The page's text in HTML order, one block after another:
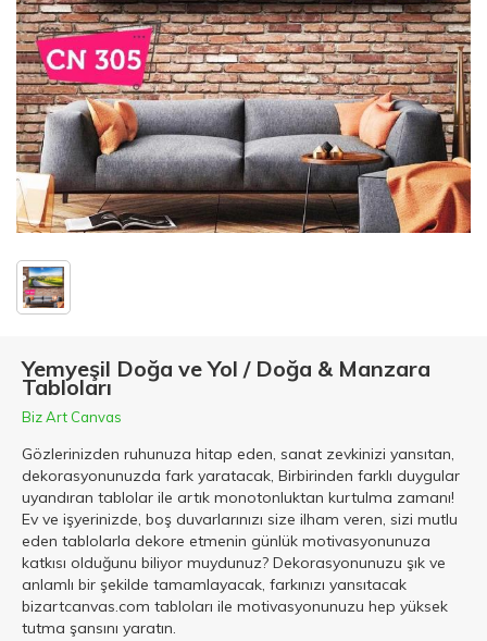
Yemyeşil Doğa ve Yol / Doğa & Manzara
Tabloları
Biz Art Canvas
Gözlerinizden ruhunuza hitap eden, sanat zevkinizi yansıtan,
dekorasyonunuzda fark yaratacak, Birbirinden farklı duygular
uyandıran tablolar ile artık monotonluktan kurtulma zamanı!
Ev ve işyerinizde, boş duvarlarınızı size ilham veren, sizi mutlu
eden tablolarla dekore etmenin günlük motivasyonunuza
katkısı olduğunu biliyor muydunuz? Dekorasyonunuzu şık ve
anlamlı bir şekilde tamamlayacak, farkınızı yansıtacak
bizartcanvas.com tabloları ile motivasyonunuzu hep yüksek
tutma şansını yaratın.